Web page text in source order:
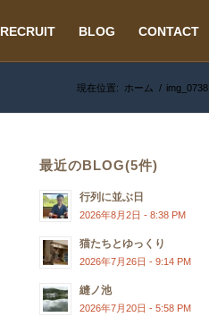
RECRUIT BLOG CONTACT
現在位置: ホーム / img_0738
最近のBLOG(5件)
行列に並ぶ日
2026年8月2日 - 8:38 PM
猫たちとゆっくり
2026年7月26日 - 9:14 PM
縫ノ池
2026年7月20日 - 5:58 PM